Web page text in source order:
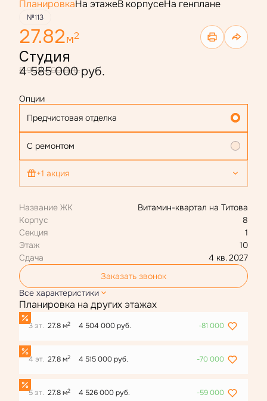
ПланировкаНа этажеВ корпусеНа генплане
№113
27.82м2
Студия
5 992 500 руб.
4 585 000 руб.
Опции
Предчистовая отделка
С ремонтом
+1 акция
Название ЖК
Витамин-квартал на Титова
Корпус
8
Секция
1
Этаж
10
Сдача
4 кв. 2027
Заказать звонок
Все характеристики
Планировка на других этажах
3 эт. 27.8 м2 4 504 000 руб. -81 000
4 эт. 27.8 м2 4 515 000 руб. -70 000
5 эт. 27.8 м2 4 526 000 руб. -59 000